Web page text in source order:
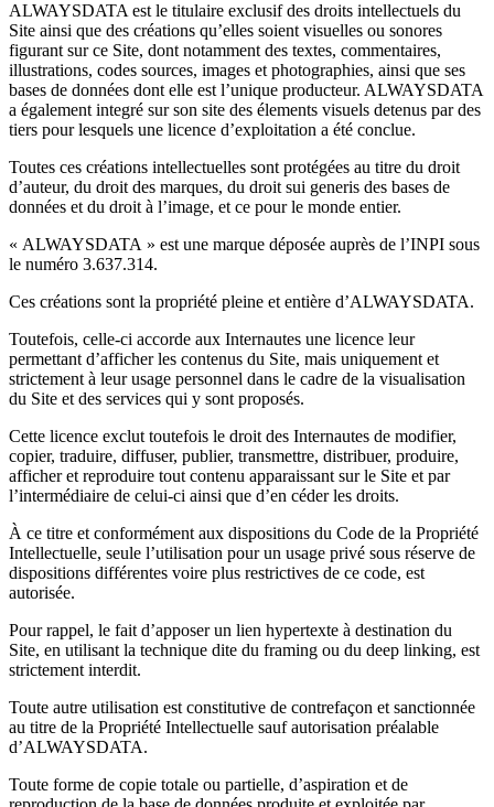
ALWAYSDATA est le titulaire exclusif des droits intellectuels du
Site ainsi que des créations qu’elles soient visuelles ou sonores
figurant sur ce Site, dont notamment des textes, commentaires,
illustrations, codes sources, images et photographies, ainsi que ses
bases de données dont elle est l’unique producteur. ALWAYSDATA
a également integré sur son site des élements visuels detenus par des
tiers pour lesquels une licence d’exploitation a été conclue.
Toutes ces créations intellectuelles sont protégées au titre du droit
d’auteur, du droit des marques, du droit sui generis des bases de
données et du droit à l’image, et ce pour le monde entier.
« ALWAYSDATA » est une marque déposée auprès de l’INPI sous
le numéro 3.637.314.
Ces créations sont la propriété pleine et entière d’ALWAYSDATA.
Toutefois, celle-ci accorde aux Internautes une licence leur
permettant d’afficher les contenus du Site, mais uniquement et
strictement à leur usage personnel dans le cadre de la visualisation
du Site et des services qui y sont proposés.
Cette licence exclut toutefois le droit des Internautes de modifier,
copier, traduire, diffuser, publier, transmettre, distribuer, produire,
afficher et reproduire tout contenu apparaissant sur le Site et par
l’intermédiaire de celui-ci ainsi que d’en céder les droits.
À ce titre et conformément aux dispositions du Code de la Propriété
Intellectuelle, seule l’utilisation pour un usage privé sous réserve de
dispositions différentes voire plus restrictives de ce code, est
autorisée.
Pour rappel, le fait d’apposer un lien hypertexte à destination du
Site, en utilisant la technique dite du framing ou du deep linking, est
strictement interdit.
Toute autre utilisation est constitutive de contrefaçon et sanctionnée
au titre de la Propriété Intellectuelle sauf autorisation préalable
d’ALWAYSDATA.
Toute forme de copie totale ou partielle, d’aspiration et de